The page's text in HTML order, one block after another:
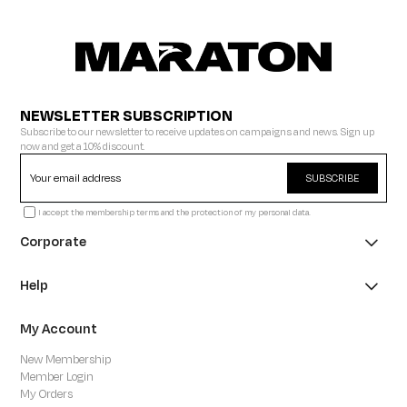
NEWSLETTER SUBSCRIPTION
Subscribe to our newsletter to receive updates on campaigns and news. Sign up
now and get a 10% discount.
SUBSCRIBE
I accept the membership terms and the protection of my personal data.
Corporate
Help
My Account
New Membership
Member Login
My Orders